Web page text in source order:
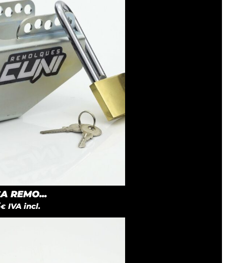
REMO...
€ IVA incl.